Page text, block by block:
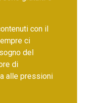
con il
ci
del
di
alle pressioni